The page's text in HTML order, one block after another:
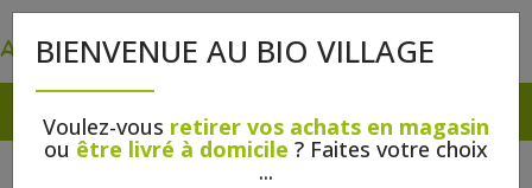
BIENVENUE AU BIO VILLAGE
Voulez-vous retirer vos achats en magasin
ou être livré à domicile ? Faites votre choix
...